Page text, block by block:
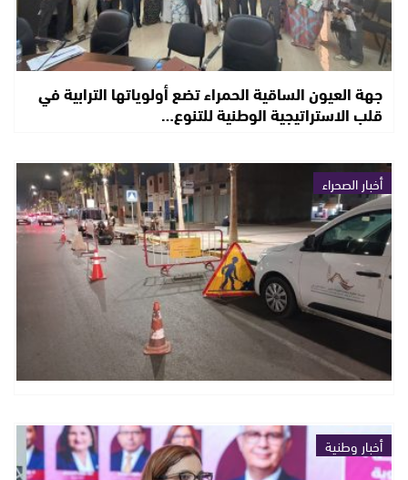
جهة العيون الساقية الحمراء تضع أولوياتها الترابية في
قلب الاستراتيجية الوطنية للتنوع…
أخبار الصحراء
أخبار وطنية